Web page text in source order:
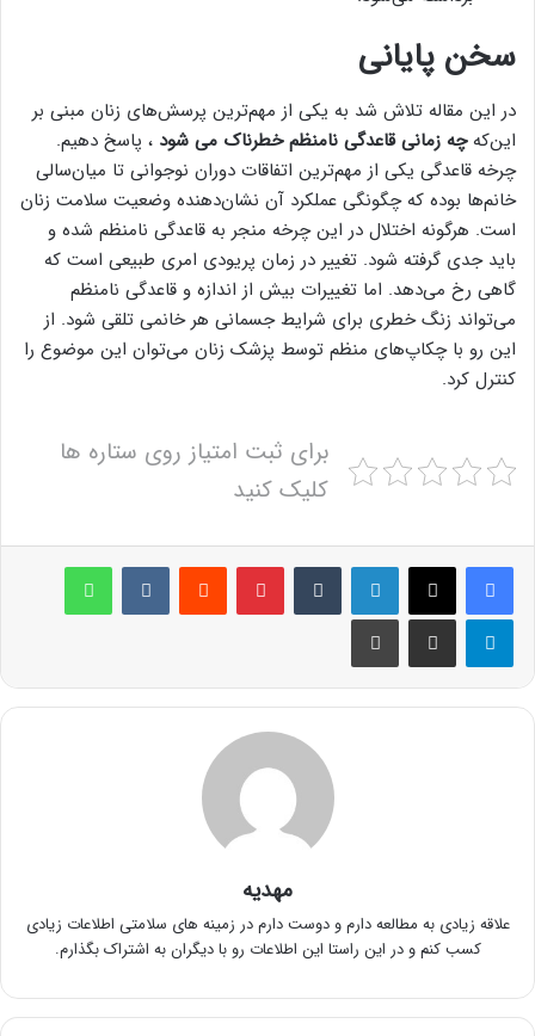
سخن پایانی
در این مقاله تلاش شد به یکی از مهم‌ترین پرسش‌های زنان مبنی بر
این‌کهچه زمانی قاعدگی نامنظم خطرناک می شود ، پاسخ دهیم.
چرخه قاعدگی یکی از مهم‌ترین اتفاقات دوران نوجوانی تا میان‌سالی
خانم‌ها بوده که چگونگی عملکرد آن نشان‌دهنده وضعیت سلامت زنان
است. هرگونه اختلال در این چرخه منجر به قاعدگی نامنظم شده و
باید جدی گرفته شود. تغییر در زمان پریودی امری طبیعی است که
گاهی رخ می‌دهد. اما تغییرات بیش از اندازه و قاعدگی نامنظم
می‌تواند زنگ خطری برای شرایط جسمانی هر خانمی تلقی شود. از
این رو با چکاپ‌های منظم توسط پزشک زنان می‌توان این موضوع را
کنترل کرد.
برای ثبت امتیاز روی ستاره ها
کلیک کنید
لینکدین ‫تامبلر پینترست‫رددیت ‫VKontakteواتس آپ
تلگرام اشتراک گذاری از طریق ایمیل چاپ
مهدیه
علاقه زیادی به مطالعه دارم و دوست دارم در زمینه های سلامتی اطلاعات زیادی
کسب کنم و در این راستا این اطلاعات رو با دیگران به اشتراک بگذارم.